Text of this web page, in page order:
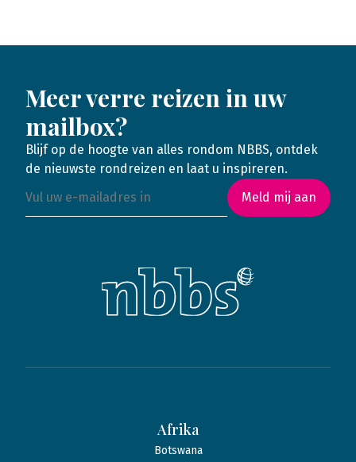
Meer verre reizen in uw
mailbox?
Blijf op de hoogte van alles rondom NBBS, ontdek
de nieuwste rondreizen en laat u inspireren.
Meld mij aan
Afrika
Botswana